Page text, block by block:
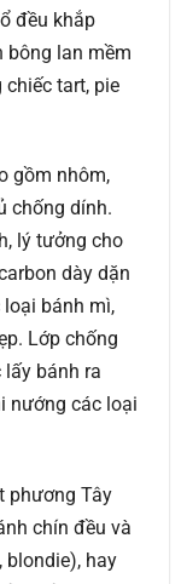
đều khắp
bông lan mềm
tart, pie
gồm nhôm,
chống dính.
lý tưởng cho
dày dặn
loại bánh mì,
Lớp chống
bánh ra
nướng các loại
phương Tây
chín đều và
blondie), hay